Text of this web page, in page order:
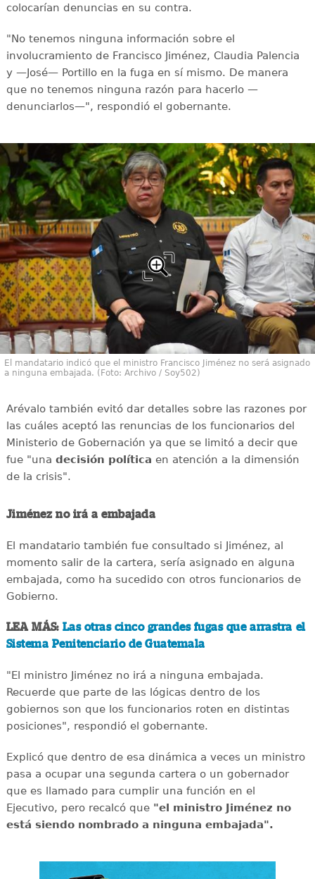
colocarían denuncias en su contra.
"No tenemos ninguna información sobre el
involucramiento de Francisco Jiménez, Claudia Palencia
y —José— Portillo en la fuga en sí mismo. De manera
que no tenemos ninguna razón para hacerlo —
denunciarlos—", respondió el gobernante.
El mandatario indicó que el ministro Francisco Jiménez no será asignado
a ninguna embajada. (Foto: Archivo / Soy502)
Arévalo también evitó dar detalles sobre las razones por
las cuáles aceptó las renuncias de los funcionarios del
Ministerio de Gobernación ya que se limitó a decir que
fue "una decisión política en atención a la dimensión
de la crisis".
Jiménez no irá a embajada
El mandatario también fue consultado si Jiménez, al
momento salir de la cartera, sería asignado en alguna
embajada, como ha sucedido con otros funcionarios de
Gobierno.
LEA MÁS: Las otras cinco grandes fugas que arrastra el
Sistema Penitenciario de Guatemala
"El ministro Jiménez no irá a ninguna embajada.
Recuerde que parte de las lógicas dentro de los
gobiernos son que los funcionarios roten en distintas
posiciones", respondió el gobernante.
Explicó que dentro de esa dinámica a veces un ministro
pasa a ocupar una segunda cartera o un gobernador
que es llamado para cumplir una función en el
Ejecutivo, pero recalcó que "el ministro Jiménez no
está siendo nombrado a ninguna embajada".